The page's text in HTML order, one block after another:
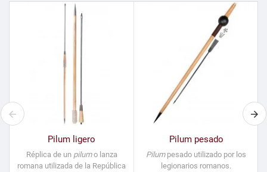
Pilum ligero
Réplica de un pilumo lanza
romana utilizada de la República
Pilum pesado
Pilumpesado utilizado por los
legionarios romanos.